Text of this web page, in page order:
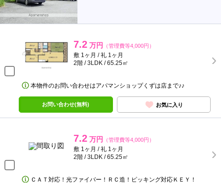
7.2 万円 （管理費等4,000円）
敷 1ヶ月 / 礼 1ヶ月
2階 / 3LDK / 65.25㎡
本物件のお問い合わせはアパマンショップくずは店まで♪♪
お問い合わせ(無料) お気に入り
7.2 万円 （管理費等4,000円）
敷 1ヶ月 / 礼 1ヶ月
2階 / 3LDK / 65.25㎡
ＣＡＴ対応！光ファイバー！ＲＣ造！ピッキング対応ＫＥＹ！